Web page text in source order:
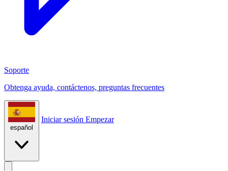
Soporte
Obtenga ayuda, contáctenos, preguntas frecuentes
español
Iniciar sesión Empezar